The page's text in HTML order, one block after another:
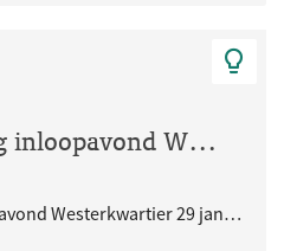
Participatieverslag inloopavond Westerkwartier 29 januari 2026
Participatieverslag inloopavond Westerkwartier 29 januari 2026